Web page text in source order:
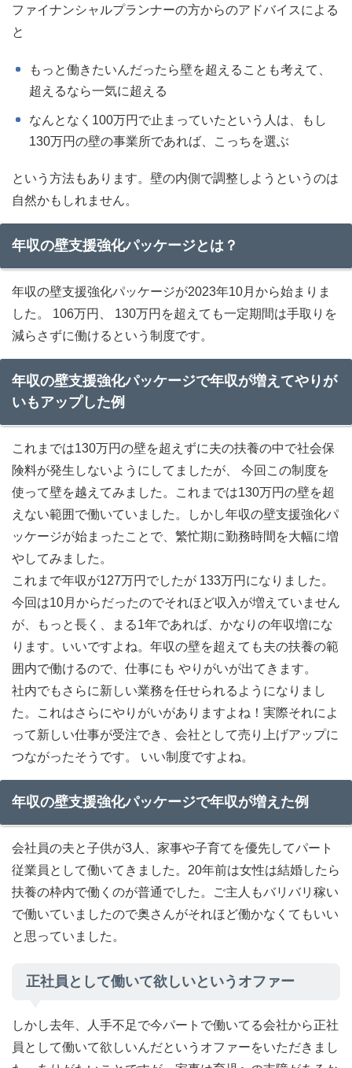
ファイナンシャルプランナーの方からのアドバイスによる
と
もっと働きたいんだったら壁を超えることも考えて、
超えるなら一気に超える
なんとなく100万円で止まっていたという人は、もし
130万円の壁の事業所であれば、こっちを選ぶ
という方法もあります。壁の内側で調整しようというのは
自然かもしれません。
年収の壁支援強化パッケージとは？
年収の壁支援強化パッケージが2023年10月から始まりま
した。 106万円、 130万円を超えても一定期間は手取りを
減らさずに働けるという制度です。
年収の壁支援強化パッケージで年収が増えてやりが
いもアップした例
これまでは130万円の壁を超えずに夫の扶養の中で社会保
険料が発生しないようにしてましたが、 今回この制度を
使って壁を越えてみました。これまでは130万円の壁を超
えない範囲で働いていました。しかし年収の壁支援強化パ
ッケージが始まったことで、繁忙期に勤務時間を大幅に増
やしてみました。
これまで年収が127万円でしたが 133万円になりました。
今回は10月からだったのでそれほど収入が増えていません
が、もっと長く、まる1年であれば、かなりの年収増にな
ります。いいですよね。年収の壁を超えても夫の扶養の範
囲内で働けるので、仕事にも やりがいが出てきます。
社内でもさらに新しい業務を任せられるようになりまし
た。これはさらにやりがいがありますよね！実際それによ
って新しい仕事が受注でき、会社として売り上げアップに
つながったそうです。 いい制度ですよね。
年収の壁支援強化パッケージで年収が増えた例
会社員の夫と子供が3人、家事や子育てを優先してパート
従業員として働いてきました。20年前は女性は結婚したら
扶養の枠内で働くのが普通でした。ご主人もバリバリ稼い
で働いていましたので奥さんがそれほど働かなくてもいい
と思っていました。
正社員として働いて欲しいというオファー
しかし去年、人手不足で今パートで働いてる会社から正社
員として働いて欲しいんだというオファーをいただきまし